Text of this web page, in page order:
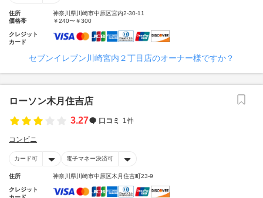
住所
神奈川県川崎市中原区宮内2-30-11
価格帯
￥240〜￥300
クレジット
カード
セブンイレブン川崎宮内２丁目店のオーナー様ですか？
ローソン木月住吉店
3.27
口コミ 1件
コンビニ
カード可 電子マネー決済可
住所 神奈川県川崎市中原区木月住吉町23-9
クレジット